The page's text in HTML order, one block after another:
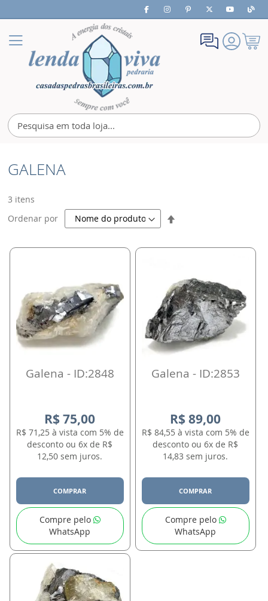
Nav
Meu
GALENA
3 itens
Ordenar por
Galena - ID:2848
R$ 75,00
R$ 71,25 à vista com 5% de
desconto ou 6x de R$
12,50 sem juros.
COMPRAR
Compre pelo
WhatsApp
Galena - ID:2853
R$ 89,00
R$ 84,55 à vista com 5% de
desconto ou 6x de R$
14,83 sem juros.
COMPRAR
Compre pelo
WhatsApp